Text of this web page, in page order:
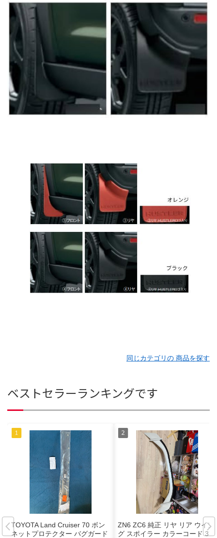
同じカテゴリの 商品を探す
ベストセラーランキングです
TOYOTA Land Cruiser 70 ボン
ネットプロテクター バグガード
ZN6 ZC6 純正 リヤ リア ウイン
グ スポイラー カラーコード 37J